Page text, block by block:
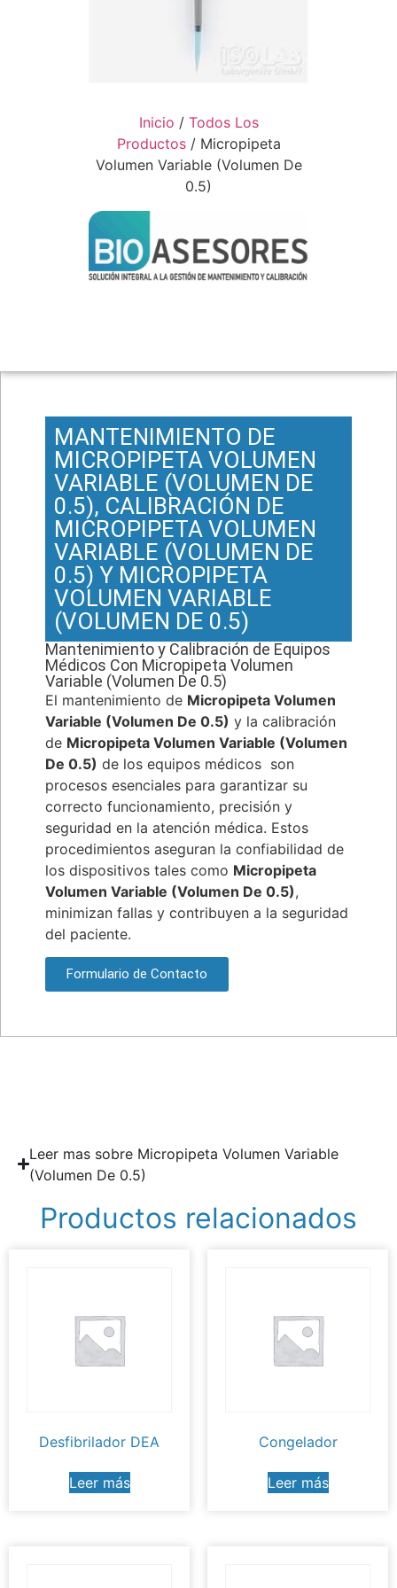
Inicio / Todos Los
Productos/ Micropipeta
Volumen Variable (Volumen De
0.5)
MANTENIMIENTO DE
MICROPIPETA VOLUMEN
VARIABLE (VOLUMEN DE
0.5), CALIBRACIÓN DE
MICROPIPETA VOLUMEN
VARIABLE (VOLUMEN DE
0.5) Y MICROPIPETA
VOLUMEN VARIABLE
(VOLUMEN DE 0.5)
Mantenimiento y Calibración de Equipos
Médicos Con Micropipeta Volumen
Variable (Volumen De 0.5)
El mantenimiento de Micropipeta Volumen
Variable (Volumen De 0.5) y la calibración
de Micropipeta Volumen Variable (Volumen
De 0.5) de los equipos médicos son
procesos esenciales para garantizar su
correcto funcionamiento, precisión y
seguridad en la atención médica. Estos
procedimientos aseguran la confiabilidad de
los dispositivos tales como Micropipeta
Volumen Variable (Volumen De 0.5),
minimizan fallas y contribuyen a la seguridad
del paciente.
Formulario de Contacto
Leer mas sobre Micropipeta Volumen Variable
(Volumen De 0.5)
Productos relacionados
Desfibrilador DEA
Leer más
Congelador
Leer más